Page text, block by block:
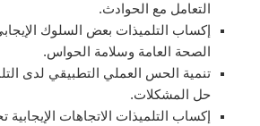
التعامل مع الحوادث.
إكساب التلميذات بعض السلوك
الصحة العامة وسلامة الحواس.
تنمية الحس العملي التطبيقي لدى
حل المشكلات.
إكساب التلميذات الاتجاهات الإيجابية